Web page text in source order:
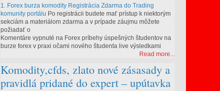
1. Forex burza komodity Registrácia Zdarma do Trading
komunity portálu Po registrácii budete mať prístup k niektorým
sekciám a materiálom zdarma a v prípade záujmu môžete
požiadať o
Komentáre vypnuté na Forex príbehy úspešných študentov na
burze forex v praxi očami nového študenta live výsledkami
Read more...
Komodity,cfds, zlato nové zásasady a
pravidlá pridané do expert – upútavka